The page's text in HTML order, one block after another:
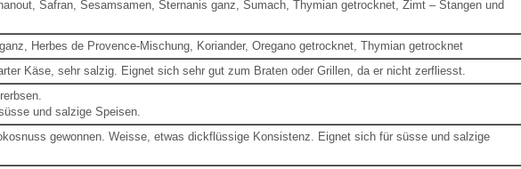
Safran, Sesamsamen, Sternanis ganz, Sumach, Thymian getrocknet, Zimt – Stangen und
Herbes de Provence-Mischung, Koriander, Oregano getrocknet, Thymian getrocknet
Käse, sehr salzig. Eignet sich sehr gut zum Braten oder Grillen, da er nicht zerfliesst.
und salzige Speisen.
gewonnen. Weisse, etwas dickflüssige Konsistenz.
Eignet sich für süsse und salzige